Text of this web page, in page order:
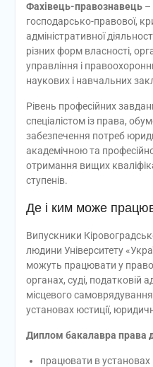
Фахівець-правознавець–
господарсько-правової,
адміністративної
різних форм власності,
управління і
наукових і навчальних
Рівень професійних
спеціалістом із права,
забезпечення потреб
академічною та
отримання вищих
ступенів.
Де і ким може
Випускники
людини Університету
можуть працювати у
органах, суді, податковій
місцевого
установах юстиції,
Диплом бакалавра права
працювати в установах